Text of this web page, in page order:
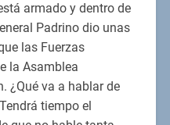
armado y dentro de
Padrino dio unas
las Fuerzas
la Asamblea
¿Qué va a hablar de
tiempo el